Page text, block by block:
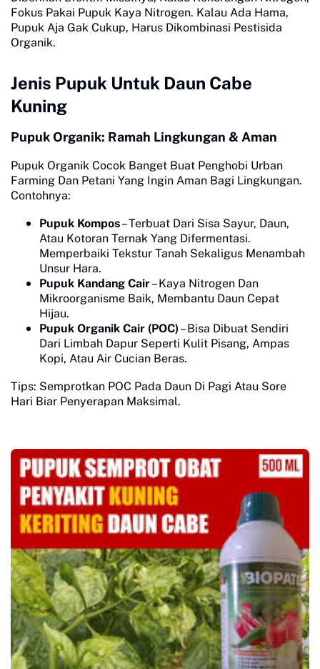
Fokus Pakai Pupuk Kaya Nitrogen. Kalau Ada Hama,
Pupuk Aja Gak Cukup, Harus Dikombinasi Pestisida
Organik.
Jenis Pupuk Untuk Daun Cabe
Kuning
Pupuk Organik: Ramah Lingkungan & Aman
Pupuk Organik Cocok Banget Buat Penghobi Urban
Farming Dan Petani Yang Ingin Aman Bagi Lingkungan.
Contohnya:
Pupuk Kompos– Terbuat Dari Sisa Sayur, Daun,
Atau Kotoran Ternak Yang Difermentasi.
Memperbaiki Tekstur Tanah Sekaligus Menambah
Unsur Hara.
Pupuk Kandang Cair– Kaya Nitrogen Dan
Mikroorganisme Baik, Membantu Daun Cepat
Hijau.
Pupuk Organik Cair (POC) – Bisa Dibuat Sendiri
Dari Limbah Dapur Seperti Kulit Pisang, Ampas
Kopi, Atau Air Cucian Beras.
Tips: Semprotkan POC Pada Daun Di Pagi Atau Sore
Hari Biar Penyerapan Maksimal.